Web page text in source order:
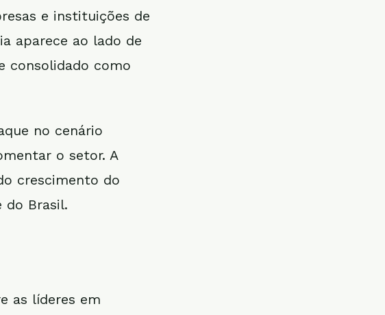
e instituições de
aparece ao lado de
consolidado como
no cenário
o setor. A
crescimento do
do Brasil.
as líderes em